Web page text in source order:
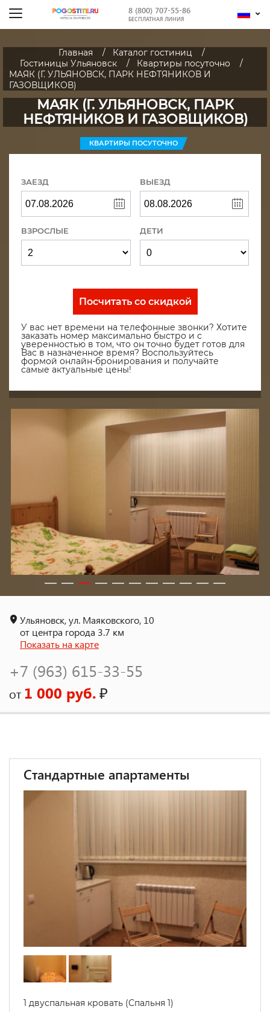
8 (800) 707-55-86
БЕСПЛАТНАЯ ЛИНИЯ
Главная
Каталог гостиниц
Гостиницы Ульяновск
Квартиры посуточно
МАЯК (Г. УЛЬЯНОВСК, ПАРК НЕФТЯНИКОВ И
ГАЗОВЩИКОВ)
МАЯК (Г. УЛЬЯНОВСК, ПАРК
НЕФТЯНИКОВ И ГАЗОВЩИКОВ)
КВАРТИРЫ ПОСУТОЧНО
ЗАЕЗД ВЫЕЗД
ВЗРОСЛЫЕ ДЕТИ
Посчитать со скидкой
У вас нет времени на телефонные звонки? Хотите
заказать номер максимально быстро и с
уверенностью в том, что он точно будет готов для
Вас в назначенное время? Воспользуйтесь
формой онлайн-бронирования и получайте
самые актуальные цены!
Ульяновск, ул. Маяковского, 10
от центра города 3.7 км
Показать на карте
+7 (963) 615-33-55
от 1 000 руб.₽
Стандартные апартаменты
1 двуспальная кровать (Спальня 1)